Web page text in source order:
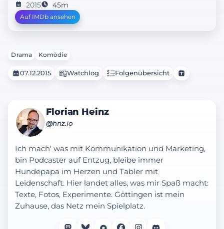
noch etwas völlig Unerwartetes und
Außergewöhnliches mit Hugo, was den
Club in helle Aufruhr versetzt.
2015 45m
Auf IMDb ansehen
Drama Komödie
07.12.2015 Watchlog Folgenübersicht
Florian Heinz
@hnz.io
Ich mach' was mit Kommunikation und Marketing,
bin Podcaster auf Entzug, bleibe immer
Hundepapa im Herzen und Tabler mit
Leidenschaft. Hier landet alles, was mir Spaß macht:
Texte, Fotos, Experimente. Göttingen ist mein
Zuhause, das Netz mein Spielplatz.